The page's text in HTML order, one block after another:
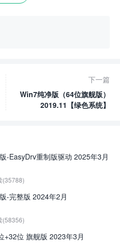
下一篇
Win7纯净版（64位旗舰版）
2019.11【绿色系统】
-EasyDrv重制版驱动 2025年3月
(35788)
-完整版 2024年2月
(58356)
+32位 旗舰版 2023年3月